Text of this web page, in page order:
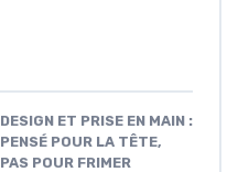
DESIGN ET PRISE EN MAIN :
PENSÉ POUR LA TÊTE,
PAS POUR FRIMER